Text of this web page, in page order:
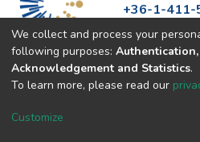
+36-1-411-
https://
We collect and process your
following purposes:
Acknowledgement and Statistics.
To learn more, please read our
Customize